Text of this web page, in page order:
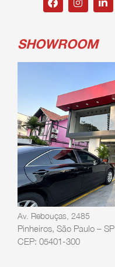
SHOWROOM
Av. Rebouças, 2485
Pinheiros, São Paulo – SP
CEP: 05401-300